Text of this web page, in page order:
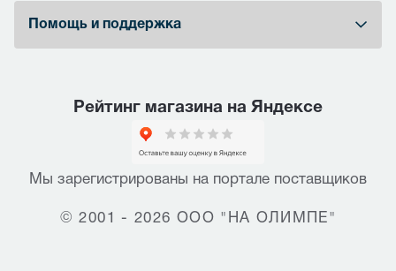
Помощь и поддержка
Рейтинг магазина на Яндексе
Мы зарегистрированы на портале поставщиков
© 2001 - 2026 ООО "НА ОЛИМПЕ"